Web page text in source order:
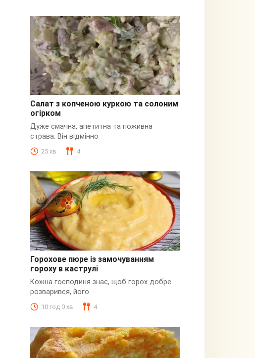
З куркою
Салат з копченою куркою та солоним
огірком
Дуже смачна, апетитна та поживна
страва. Він відмінно
25 хв 4
Пюре
Горохове пюре із замочуванням
гороху в каструлі
Кожна господиня знає, щоб горох добре
розварився, його
10 год 0 хв 4